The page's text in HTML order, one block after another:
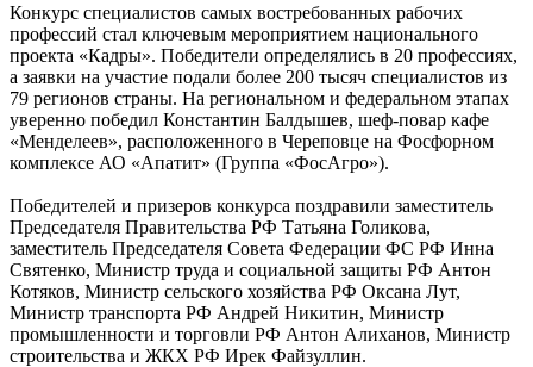
Конкурс специалистов самых востребованных рабочих
профессий стал ключевым мероприятием национального
проекта «Кадры». Победители определялись в 20 профессиях,
а заявки на участие подали более 200 тысяч специалистов из
79 регионов страны. На региональном и федеральном этапах
уверенно победил Константин Балдышев, шеф-повар кафе
«Менделеев», расположенного в Череповце на Фосфорном
комплексе АО «Апатит» (Группа «ФосАгро»).
Победителей и призеров конкурса поздравили заместитель
Председателя Правительства РФ Татьяна Голикова,
заместитель Председателя Совета Федерации ФС РФ Инна
Святенко, Министр труда и социальной защиты РФ Антон
Котяков, Министр сельского хозяйства РФ Оксана Лут,
Министр транспорта РФ Андрей Никитин, Министр
промышленности и торговли РФ Антон Алиханов, Министр
строительства и ЖКХ РФ Ирек Файзуллин.